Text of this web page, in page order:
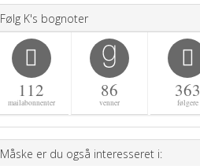
Følg K's bognoter
112
mailabonnenter
86
venner
363
følgere
Måske er du også interesseret i: